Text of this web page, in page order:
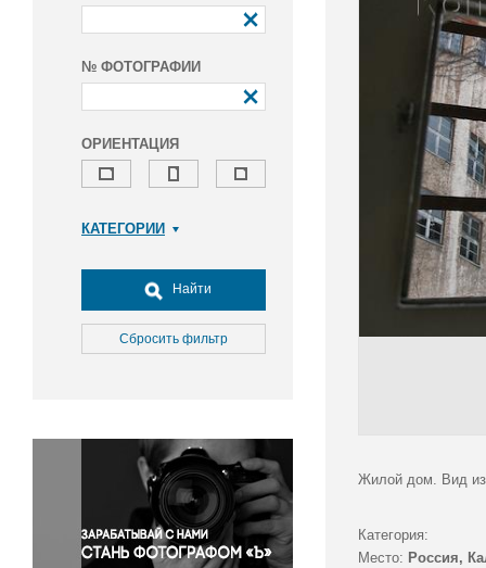
№ ФОТОГРАФИИ
ОРИЕНТАЦИЯ
КАТЕГОРИИ
Досуг, туризм и отдых
Культура
Медицина
Окружающая среда
Политика
Правосудие
Происшествия и конфликты
Религия
Найти
Сбросить фильтр
Жилой дом. Вид из
Категория:
Место: Россия,